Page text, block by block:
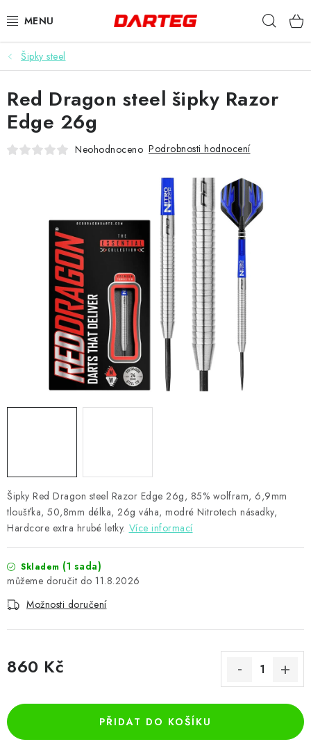
na
ŠIPKY
TERČE
DOPLŇKY K TERČI
POUZDRA
PŘÍSLUŠENSTVÍ
HRÁČI ŠIPEK
Kontakty Hodnocení obchodu
Šipky steel
Šipky Red Dragon steel Razor Edge 26g, 85% wolfram, 6,9mm
tloušťka, 50,8mm délka, 26g váha, modré Nitrotech násadky,
Hardcore extra hrubé letky. Více informací
Skladem (1 sada)
11.8.2026
Možnosti doručení
860 Kč
PŘIDAT DO KOŠÍKU
Red Dragon steel šipky Razor
Edge 26g
Neohodnoceno Podrobnosti hodnocení